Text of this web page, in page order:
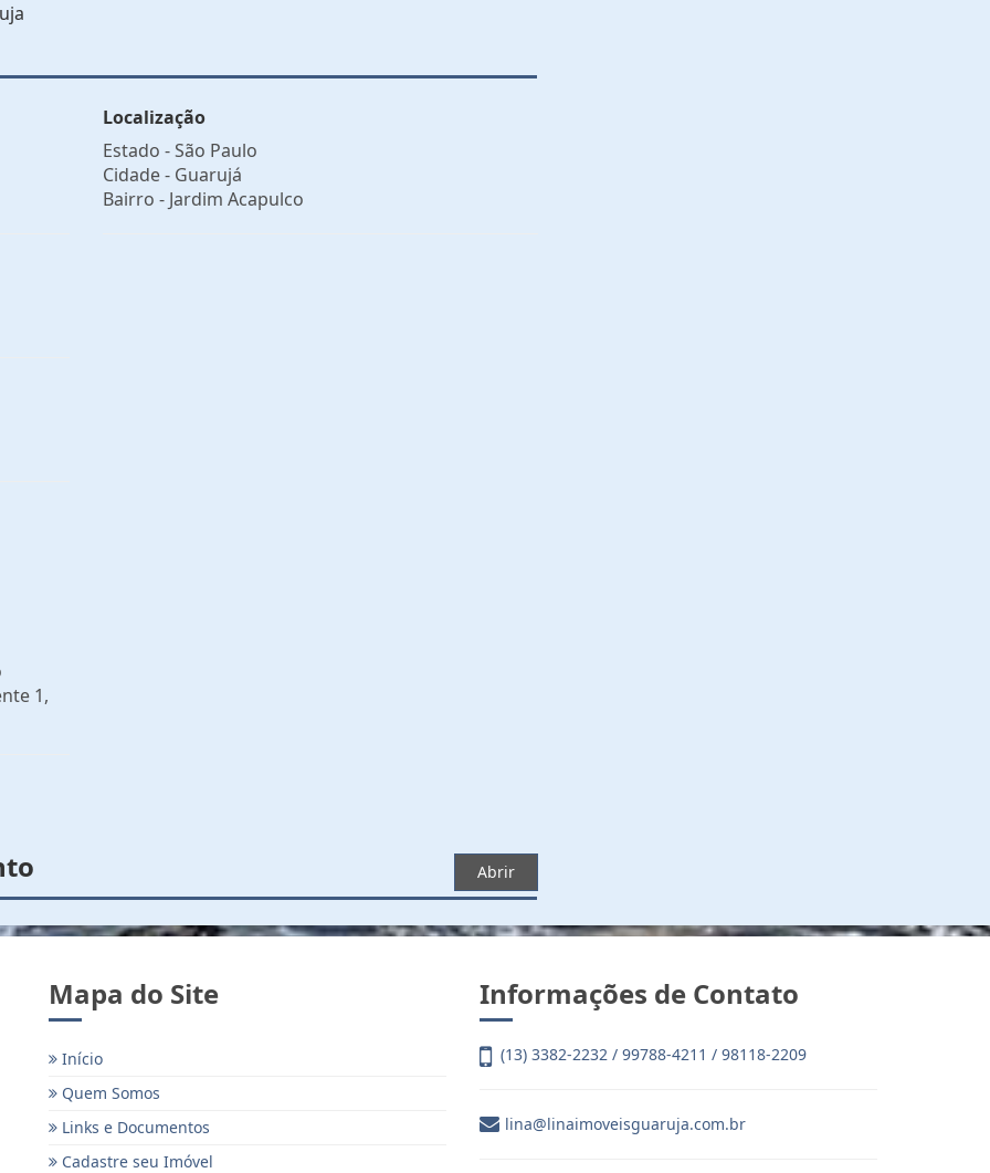
1,
Localização
Estado -São Paulo
Cidade - Guarujá
Bairro - Jardim Acapulco
Abrir
Mapa do Site
Início
Quem Somos
Links e Documentos
Cadastre seu Imóvel
Informações de Contato
(13) 3382-2232 / 99788-4211 / 98118-2209
lina@linaimoveisguaruja.com.br